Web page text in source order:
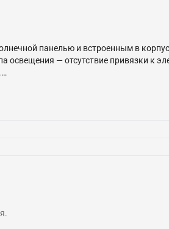
панелью и встроенным в
освещения — отсутствие привязки к
небольшого размера (170 х 14 0х